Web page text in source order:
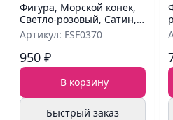
Фигура, Морской конек,
Светло-розовый, Сатин,
42''/107 см
Артикул: FSF0370
950 ₽
В корзину
Быстрый заказ